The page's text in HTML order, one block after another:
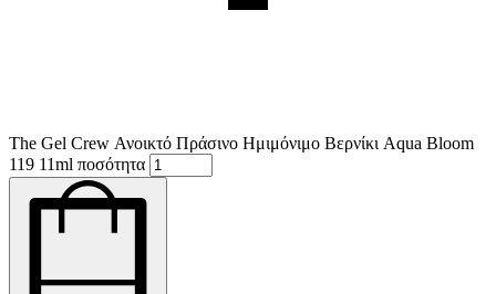
The Gel Crew Ανοικτό Πράσινο Ημιμόνιμο Βερνίκι Aqua Bloom
119 11ml ποσότητα